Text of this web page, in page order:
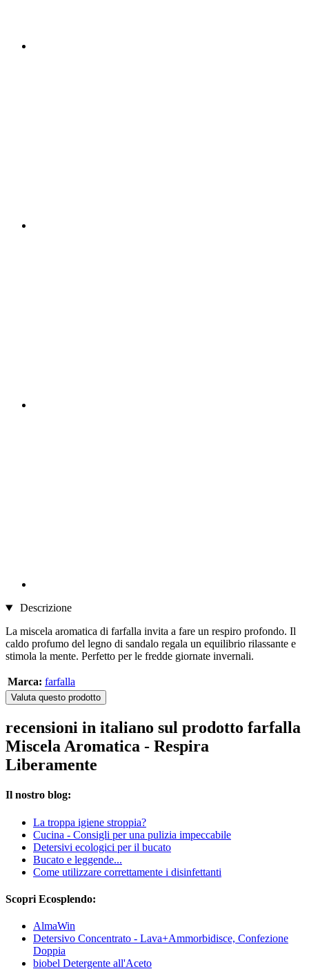
Descrizione
La miscela aromatica di farfalla invita a fare un respiro profondo. Il
caldo profumo del legno di sandalo regala un equilibrio rilassante e
stimola la mente. Perfetto per le fredde giornate invernali.
Marca: farfalla
Valuta questo prodotto
recensioni in italiano sul prodotto farfalla
Miscela Aromatica - Respira
Liberamente
Il nostro blog:
La troppa igiene stroppia?
Cucina - Consigli per una pulizia impeccabile
Detersivi ecologici per il bucato
Bucato e leggende...
Come utilizzare correttamente i disinfettanti
Scopri Ecosplendo:
AlmaWin
Detersivo Concentrato - Lava+Ammorbidisce, Confezione
Doppia
biobel Detergente all'Aceto